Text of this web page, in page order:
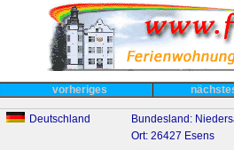
vorheriges
Deutschland
Bundesland:
Ort: 26427 Esens